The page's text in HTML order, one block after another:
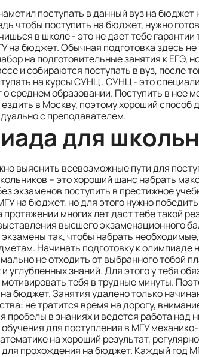
поступать в данный вуз на бюджет
чтобы поступить на бюджет, нужно
в школе - это не дает тебе
на бюджет. Обычная подготовка здесь
на подготовительные занятия к ЕГЭ,
и собираются поступать в вуз, после
на курсы СУНЦ . СУНЦ - это
среднем образовании. Поступить в нее
в Москву, поэтому хороший
с преподавателем.
для
выяснить всевозможные пути для
– это хороший шанс набрать
экзаменов поступить в престижное
на бюджет, но для этого нужно
протяжении многих лет даст тебе такой
высшего экзаменационного
так, чтобы набрать
Начинать подготовку к олимпиаде
не отходить от выбранного тобой
углубленных знаний. Для этого у тебя
тебя в трудные минуты.
бюджет. Занятия удалено только
не тратится время на дорогу,
пробелы в знаниях и ведется работа
для поступления в МГУ
на хороший результат,
прохождения на бюджет. Каждый год